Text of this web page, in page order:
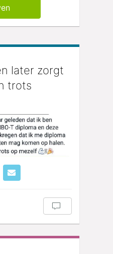
later zorgt
trots